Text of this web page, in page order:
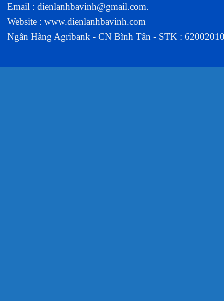
Email : dienlanhbavinh@gmail.com.
Website : www.dienlanhbavinh.com
Ngân Hàng Agribank - CN Bình Tân - STK :